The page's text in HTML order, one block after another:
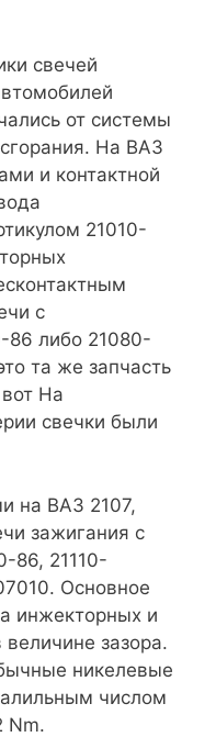
свечей
от системы
На ВАЗ
и контактной
21010-
с
86 либо 21080-
та же запчасть
На
свечки были
на ВАЗ 2107,
зажигания с
86, 21110-
Основное
инжекторных и
зазора.
никелевые
числом
Nm.